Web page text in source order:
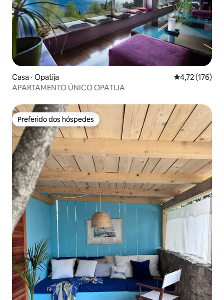
Casa ⋅ Opatija 4,72 de uma
4,72 (176)
APARTAMENTO ÚNICO OPATIJA
Preferido dos hóspedes
Preferido dos hóspedes